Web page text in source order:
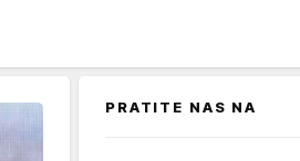
PRATITE NAS NA